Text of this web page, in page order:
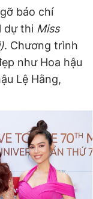
biết
cáo
báo chí
dự thi Miss
. Chương trình
như Hoa hậu
Lệ Hằng,